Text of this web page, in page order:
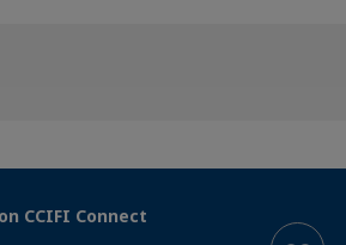
CCIFI Connect